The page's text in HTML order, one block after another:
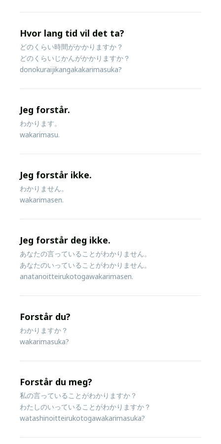
Hvor lang tid vil det ta?
どのくらい時間がかかりますか？
どのくらいじかんがかかりますか？
donokuraijikangakakarimasuka?
Jeg forstår.
わかります。
wakarimasu.
Jeg forstår ikke.
わかりません。
wakarimasen.
Jeg forstår deg ikke.
あなたの言っていることがわかりません。
あなたのいっていることがわかりません。
anatanoitteirukotogawakarimasen.
Forstår du?
わかりますか？
wakarimasuka?
Forstår du meg?
私の言っていることがわかりますか？
わたしのいっていることがわかりますか？
watashinoitteirukotogawakarimasuka?